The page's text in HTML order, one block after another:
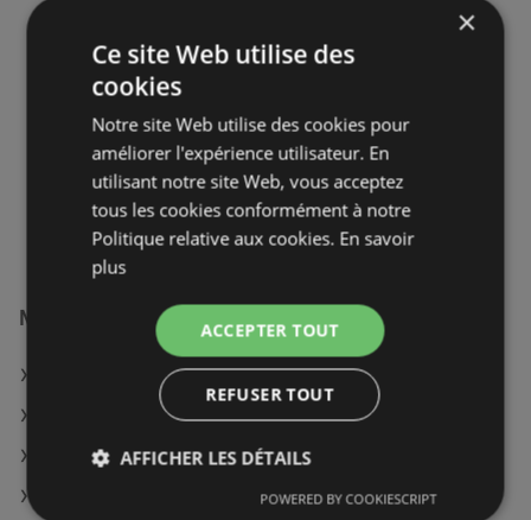
Mondial Relay
Ccial Carrefour
76210 Gruchet-le-Valasse
Magasins Mondial Relay à :
Mondial Relay à Chalon-sur-Saône
Mondial Relay à Mende
Mondial Relay à Nogent-sur-Marne
Mondial Relay à Pontoise
×
Ce site Web utilise des
cookies
Notre site Web utilise des cookies pour
améliorer l'expérience utilisateur. En
utilisant notre site Web, vous acceptez
tous les cookies conformément à notre
Politique relative aux cookies. En savoir
plus
ACCEPTER TOUT
REFUSER TOUT
AFFICHER LES DÉTAILS
POWERED BY COOKIESCRIPT